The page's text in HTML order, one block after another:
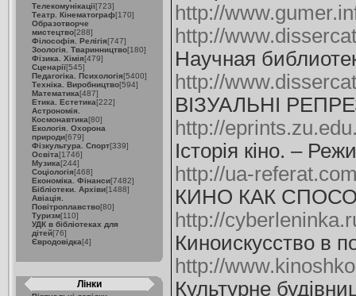
Телекомунікації[723]
Театр. Кінематограф[170]
Образотворче
мистецтво[288]
Філософія. Релігія[747]
Зоологія. Тваринництво[180]
Фізика. Хімія[479]
Сценарії[545]
Педагогіка. Психологія[5400]
Техніка. Виробництво[594]
Математика[487]
Етика. Естетика[222]
Астрономія.
Космонавтика[80]
Екологія. Охорона
природи[679]
Фізкультура. Спорт[339]
Освіта[1746]
Музика[244]
Соціологія[468]
Економіка. Фінанси[7482]
Бібліотеки. Архіви[1488]
Авіація.
Повітроплавство[80]
Туризм[110]
УДК в бібліотеках для
дітей[76]
Євродовідка[4]
Лінки
http://
http://
Научная
http://
ВІЗУАЛЬНІ
http://
Історія кіно. –
http://ua-
КИНО КАК
http://
Киноискусство в
http://
Культурне